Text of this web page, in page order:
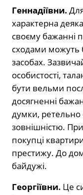
Геннадіївни.
характерна
своєму бажанні
сходами можуть
засобах.
особистості,
бути вельми
досягненні
думки, ретельно
зовнішністю. При
покупці
престижу. До
байдужі.
Георгіївни. Це